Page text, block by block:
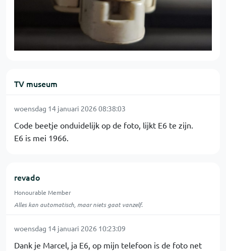
TV museum
woensdag 14 januari 2026 08:38:03
Code beetje onduidelijk op de foto, lijkt E6 te zijn.
E6 is mei 1966.
revado
Honourable Member
Alles kan automatisch, maar niets gaat vanzelf.
woensdag 14 januari 2026 10:23:09
Dank je Marcel, ja E6, op mijn telefoon is de foto net